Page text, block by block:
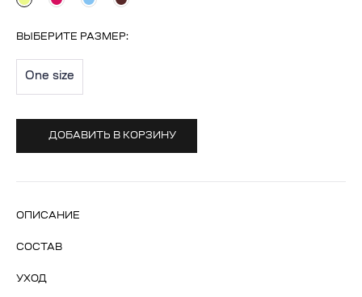
ВЫБЕРИТЕ РАЗМЕР:
One size
ДОБАВИТЬ В КОРЗИНУ
ОПИСАНИЕ
СОСТАВ
УХОД